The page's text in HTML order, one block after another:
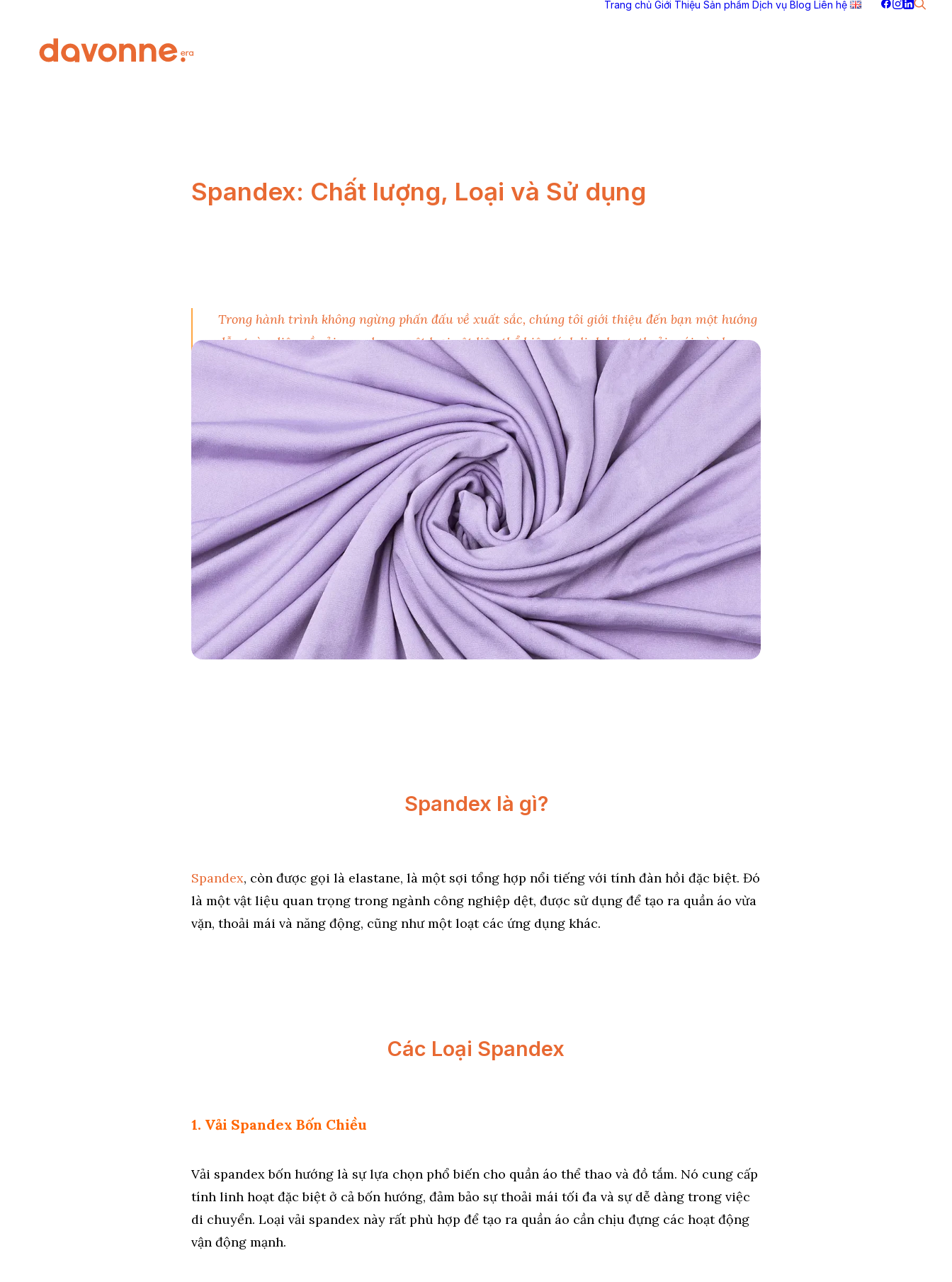
Trang chủ Giới Thiệu Sản phẩm Dịch vụ Blog Liên hệ
Spandex: Chất lượng, Loại và Sử dụng
Trong hành trình không ngừng phấn đấu về xuất sắc, chúng tôi giới thiệu đến bạn một hướng
dẫn toàn diện về vải spandex – một loại vật liệu thể hiện tính linh hoạt, thoải mái và phong
cách. Tại Davonne, chúng tôi hiểu sự quan trọng của chất liệu đặc biệt này và mục tiêu của
chúng tôi là cung cấp cho bạn cái nhìn chi tiết nhất về vải spandex, giúp bạn có thể đưa ra
quyết định thông thái cho dự án tiếp theo của bạn.
Spandex là gì?
Spandex, còn được gọi là elastane, là một sợi tổng hợp nổi tiếng với tính đàn hồi đặc biệt. Đó
là một vật liệu quan trọng trong ngành công nghiệp dệt, được sử dụng để tạo ra quần áo vừa
vặn, thoải mái và năng động, cũng như một loạt các ứng dụng khác.
Các Loại Spandex
1. Vải Spandex Bốn Chiều
Vải spandex bốn hướng là sự lựa chọn phổ biến cho quần áo thể thao và đồ tắm. Nó cung cấp
tính linh hoạt đặc biệt ở cả bốn hướng, đảm bảo sự thoải mái tối đa và sự dễ dàng trong việc
di chuyển. Loại vải spandex này rất phù hợp để tạo ra quần áo cần chịu đựng các hoạt động
vận động mạnh.